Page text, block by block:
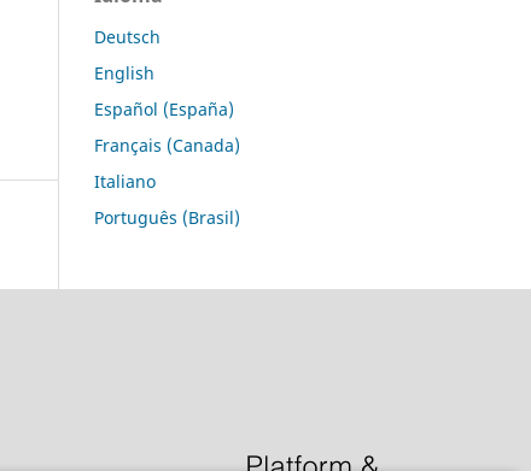
Deutsch
English
Español (España)
Français (Canada)
Italiano
Português (Brasil)